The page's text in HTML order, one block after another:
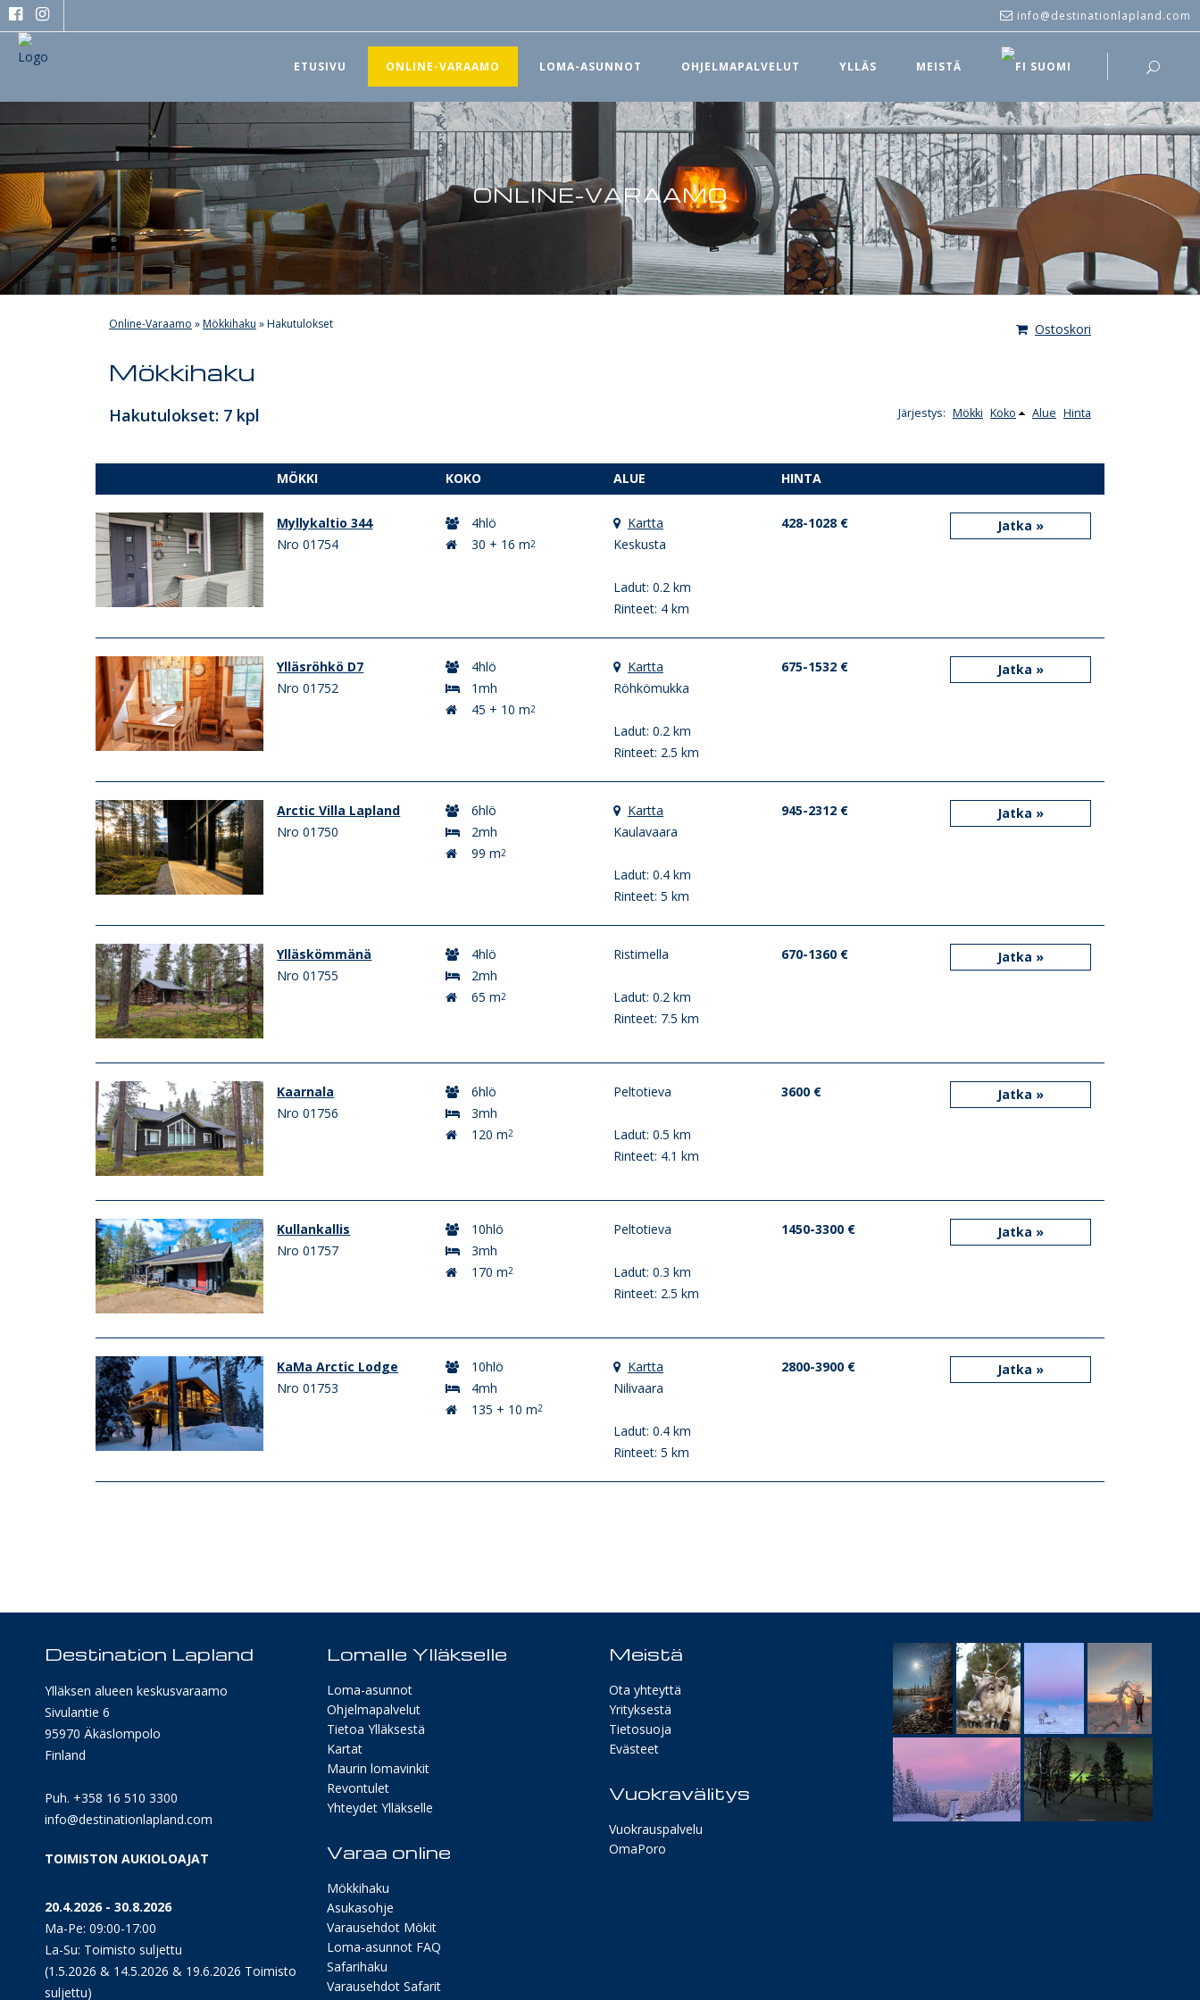
info@destinationlapland.com
ETUSIVU ONLINE-VARAAMO LOMA-ASUNNOT OHJELMAPALVELUT YLLÄS MEISTÄ SUOMI
ONLINE-VARAAMO
Online-Varaamo »Mökkihaku »Hakutulokset Ostoskori
Mökkihaku
Hakutulokset: 7 kpl Järjestys: Mökki Koko Alue Hinta
MÖKKI KOKO ALUE HINTA
Myllykaltio 344
Nro 01754
4hlö
30 + 16 m2
Kartta
Keskusta
Ladut: 0.2 km
Rinteet: 4 km
428-1028 € Jatka »
Ylläsröhkö D7
Nro 01752
4hlö
1mh
45 + 10 m2
Kartta
Röhkömukka
Ladut: 0.2 km
Rinteet: 2.5 km
675-1532 € Jatka »
Arctic Villa Lapland
Nro 01750
6hlö
2mh
99 m2
Kartta
Kaulavaara
Ladut: 0.4 km
Rinteet: 5 km
945-2312 € Jatka »
Ylläskömmänä
Nro 01755
4hlö
2mh
65 m2
Ristimella
Ladut: 0.2 km
Rinteet: 7.5 km
670-1360 € Jatka »
Kaarnala
Nro 01756
6hlö
3mh
120 m2
Peltotieva
Ladut: 0.5 km
Rinteet: 4.1 km
3600 € Jatka »
Kullankallis
Nro 01757
10hlö
3mh
170 m2
Peltotieva
Ladut: 0.3 km
Rinteet: 2.5 km
1450-3300 € Jatka »
KaMa Arctic Lodge
Nro 01753
10hlö
4mh
135 + 10 m2
Kartta
Nilivaara
Ladut: 0.4 km
Rinteet: 5 km
2800-3900 € Jatka »
Destination Lapland
Ylläksen alueen keskusvaraamo
Sivulantie 6
95970 Äkäslompolo
Finland
Puh. +358 16 510 3300
info@destinationlapland.com
TOIMISTON AUKIOLOAJAT
20.4.2026 - 30.8.2026
Ma-Pe: 09:00-17:00
La-Su: Toimisto suljettu
(1.5.2026 & 14.5.2026 & 19.6.2026 Toimisto
suljettu)
Lomalle Ylläkselle
Loma-asunnot
Ohjelmapalvelut
Tietoa Ylläksestä
Kartat
Maurin lomavinkit
Revontulet
Yhteydet Ylläkselle
Varaa online
Mökkihaku
Asukasohje
Varausehdot Mökit
Loma-asunnot FAQ
Safarihaku
Varausehdot Safarit
Meistä
Ota yhteyttä
Yrityksestä
Tietosuoja
Evästeet
Vuokravälitys
Vuokrauspalvelu
OmaPoro